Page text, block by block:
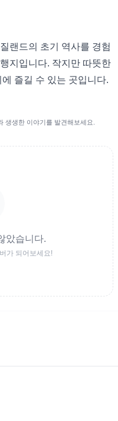
랜드의 초기 역사를 경험
지입니다. 작지만 따뜻한
즐길 수 있는 곳입니다.
생생한 이야기를 발견해보세요.
았습니다.
가 되어보세요!